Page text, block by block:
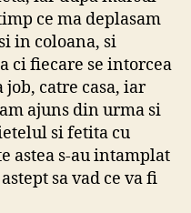
ce ma deplasam
in coloana, si
ci fiecare se intorcea
job, catre casa, iar
ajuns din urma si
si fetita cu
astea s-au intamplat
sa vad ce va fi